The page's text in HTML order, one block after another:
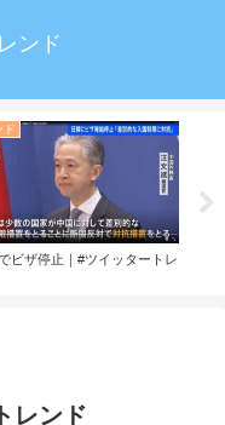
ンド
ド
ビザ停止｜#ツイッタートレ
#ハ
レンド